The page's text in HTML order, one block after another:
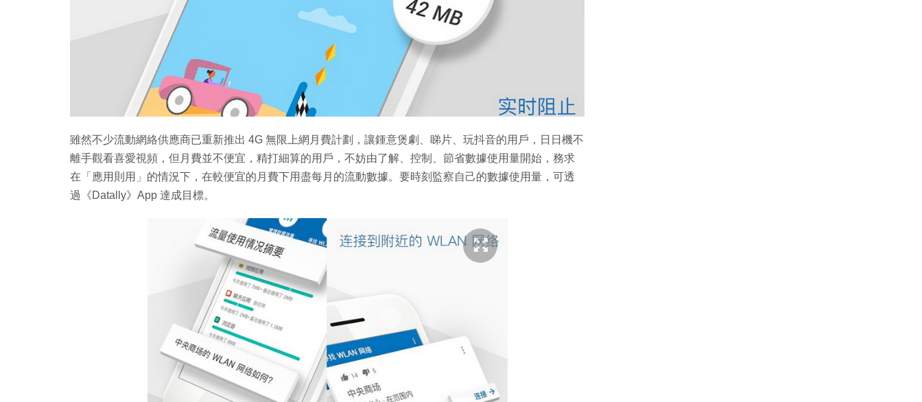
雖然不少流動網絡供應商已重新推出 4G 無限上網月費計劃，讓鍾意煲劇、睇片、玩抖音的用戶，日日機不
離手觀看喜愛視頻，但月費並不便宜，精打細算的用戶，不妨由了解、控制、節省數據使用量開始，務求
在「應用則用」的情況下，在較便宜的月費下用盡每月的流動數據。要時刻監察自己的數據使用量，可透
過《Datally》App 達成目標。